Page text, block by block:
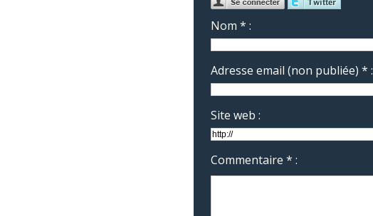
Nom * :
Adresse email (non publiée) * :
Site web :
Commentaire * :